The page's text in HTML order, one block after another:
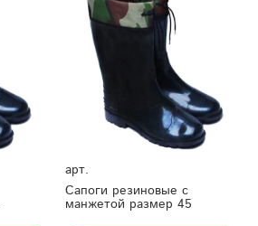
арт.
Сапоги резиновые с
манжетой размер 45